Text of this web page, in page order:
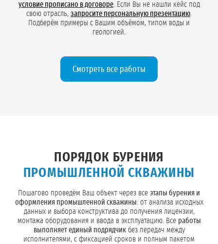
условие прописано в договоре. Если Вы не нашли кейс под
свою отрасль, запросите персональную презентацию
Подберём примеры с Вашим объёмом, типом воды и
геологией.
Смотреть все работы
ПОРЯДОК БУРЕНИЯ
ПРОМЫШЛЕННОЙ СКВАЖИНЫ
Пошагово проведём Ваш объект через все этапы бурения и
оформления промышленной скважины: от анализа исходных
данных и выбора конструктива до получения лицензии,
монтажа оборудования и ввода в эксплуатацию. Все работы
выполняет единый подрядчикбез передач между
исполнителями, с фиксацией сроков и полным пакетом